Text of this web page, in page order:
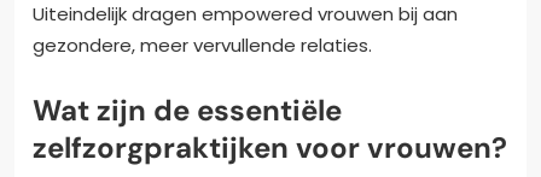
Uiteindelijk dragen empowered vrouwen bij aan
gezondere, meer vervullende relaties.
Wat zijn de essentiële
zelfzorgpraktijken voor vrouwen?